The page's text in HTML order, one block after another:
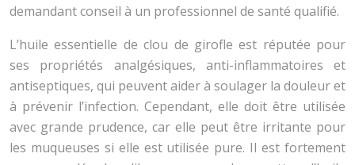
demandant conseil à un professionnel de santé qualifié.
L’huile essentielle de clou de girofle est réputée pour
ses propriétés analgésiques, anti-inflammatoires et
antiseptiques, qui peuvent aider à soulager la douleur et
à prévenir l’infection. Cependant, elle doit être utilisée
avec grande prudence, car elle peut être irritante pour
les muqueuses si elle est utilisée pure. Il est fortement